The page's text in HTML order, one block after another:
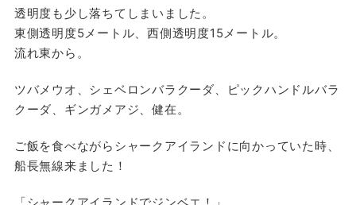
透明度も少し落ちてしまいました。
東側透明度5メートル、西側透明度15メートル。
流れ東から。
ツバメウオ、シェベロンバラクーダ、ピックハンドルバラ
クーダ、ギンガメアジ、健在。
ご飯を食べながらシャークアイランドに向かっていた時、
船長無線来ました！